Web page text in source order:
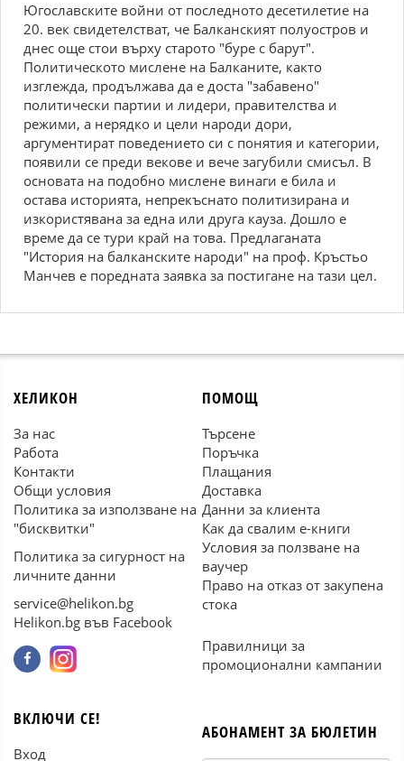
Югославските войни от последното десетилетие на
20. век свидетелстват, че Балканският полуостров и
днес още стои върху старото "буре с барут".
Политическото мислене на Балканите, както
изглежда, продължава да е доста "забавено"
политически партии и лидери, правителства и
режими, а нерядко и цели народи дори,
аргументират поведението си с понятия и категории,
появили се преди векове и вече загубили смисъл. В
основата на подобно мислене винаги е била и
остава историята, непрекъснато политизирана и
изкористявана за една или друга кауза. Дошло е
време да се тури край на това. Предлаганата
"История на балканските народи" на проф. Кръстьо
Манчев е поредната заявка за постигане на тази цел.
ХЕЛИКОН
За нас
Работа
Контакти
Общи условия
Политика за използване на
"бисквитки"
Политика за сигурност на
личните данни
service@helikon.bg
Helikon.bg във Facebook
ПОМОЩ
Търсене
Поръчка
Плащания
Доставка
Данни за клиента
Как да свалим е-книги
Условия за ползване на
ваучер
Право на отказ от закупена
стока
Правилници за
промоционални кампании
ВКЛЮЧИ СЕ!
Вход
АБОНАМЕНТ ЗА БЮЛЕТИН